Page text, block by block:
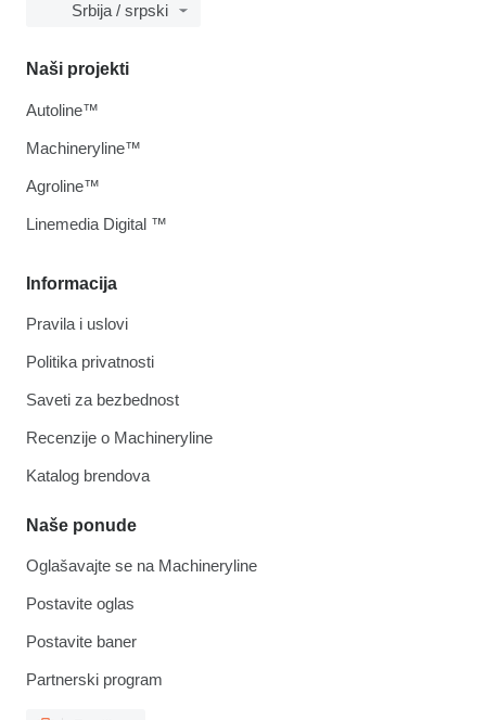
Srbija / srpski
Informacija
Pravila i uslovi
Politika privatnosti
Saveti za bezbednost
Recenzije o Machineryline
Katalog brendova
Naše ponude
Oglašavajte se na Machineryline
Postavite oglas
Postavite baner
Partnerski program
Naši projekti
Autoline™
Machineryline™
Agroline™
Linemedia Digital ™